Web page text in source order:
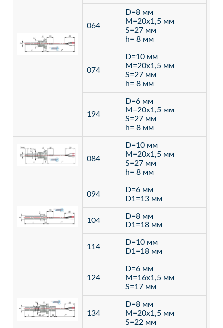
064
D=8 мм
M=20х1,5 мм
S=27 мм
h= 8 мм
074
D=10 мм
M=20х1,5 мм
S=27 мм
h= 8 мм
194
D=6 мм
M=20х1,5 мм
S=27 мм
h= 8 мм
084
D=10 мм
M=20х1,5 мм
S=27 мм
h= 8 мм
094
D=6 мм
D1=13 мм
104
D=8 мм
D1=18 мм
114
D=10 мм
D1=18 мм
124
D=6 мм
M=16х1,5 мм
S=17 мм
134
D=8 мм
M=20х1,5 мм
S=22 мм